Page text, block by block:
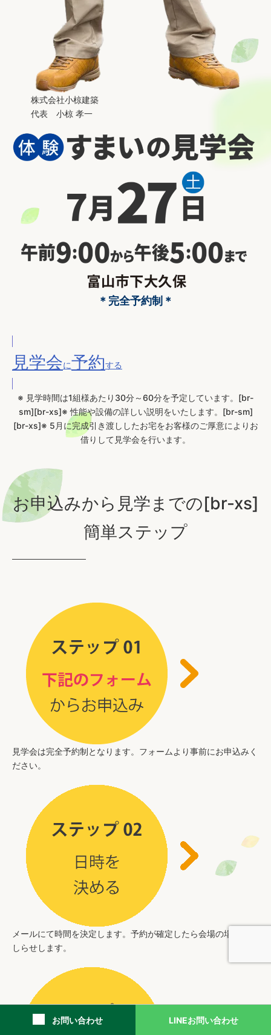
株式会社小椋建築
代表 小椋 孝一
＊完全予約制＊
見学会に予約する
※ 見学時間は1組様あたり30分～60分を予定しています。[br-
sm][br-xs]※ 性能や設備の詳しい説明をいたします。[br-sm]
[br-xs]※ 5月に完成引き渡ししたお宅をお客様のご厚意によりお
借りして見学会を行います。
お申込みから見学までの[br-xs]
簡単ステップ
見学会は完全予約制となります。フォームより事前にお申込みく
ださい。
メールにて時間を決定します。予約が確定したら会場の場所をお
しらせします。
お問い合わせ LINEお問い合わせ